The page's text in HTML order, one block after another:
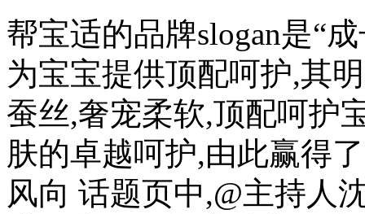
帮宝适的品牌slogan是“
为宝宝提供顶配呵护,其
蚕丝,奢宠柔软,顶配呵护
肤的卓越呵护,由此赢得
风向 话题页中,@主持人